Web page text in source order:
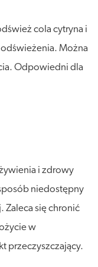
cola cytryna i
Można
Odpowiedni dla
i zdrowy
niedostępny
się chronić
w
przeczyszczający.